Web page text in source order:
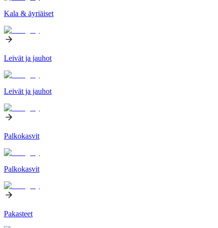
Kala & äyriäiset
Leivät ja jauhot
Leivät ja jauhot
Palkokasvit
Palkokasvit
Pakasteet